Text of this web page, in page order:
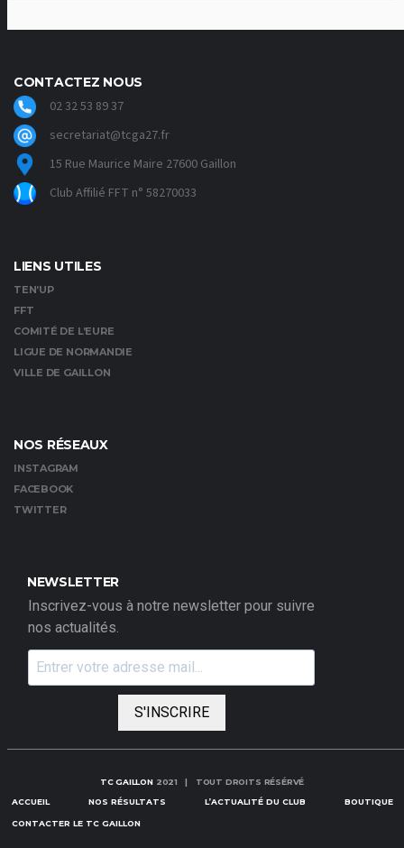
CONTACTEZ NOUS
02 32 53 89 37
secretariat@tcga27.fr
15 Rue Maurice Maire 27600 Gaillon
Club Affilié FFT n° 58270033
LIENS UTILES
TEN’UP
FFT
COMITÉ DE L’EURE
LIGUE DE NORMANDIE
VILLE DE GAILLON
NOS RÉSEAUX
INSTAGRAM
FACEBOOK
TWITTER
NEWSLETTER
Inscrivez-vous à notre newsletter pour suivre
nos actualités.
S'INSCRIRE
TC GAILLON2021 | TOUT DROITS RÉSÉRVÉ
ACCUEIL NOS RÉSULTATS L’ACTUALITÉ DU CLUB BOUTIQUE
CONTACTER LE TC GAILLON